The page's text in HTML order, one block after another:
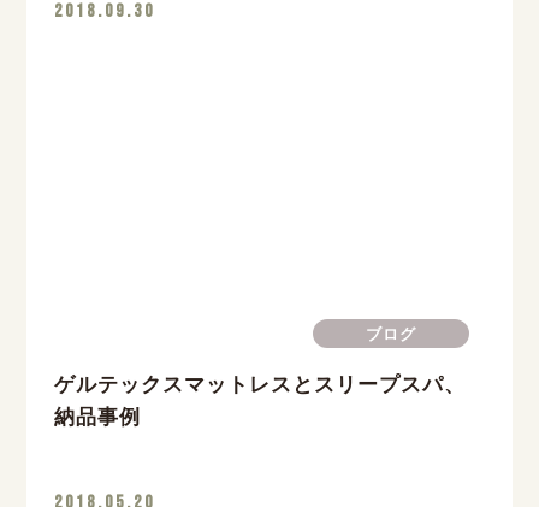
2018.09.30
ブログ
ゲルテックスマットレスとスリープスパ、
納品事例
2018.05.20